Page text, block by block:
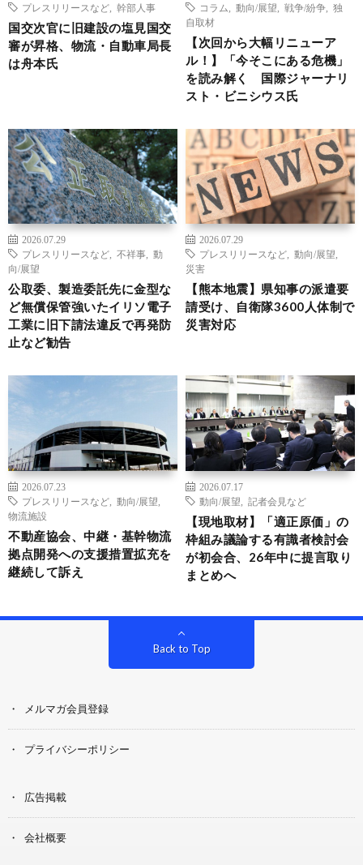
プレスリリースなど
幹部人事
国交次官に旧建設の塩見国交
審が昇格、物流・自動車局長
は舟本氏
コラム
動向/展望 戦争/紛争
独
自取材
【次回から大幅リニューア
ル！】「今そこにある危機」
を読み解く 国際ジャーナリ
スト・ビニシウス氏
2026.07.29
プレスリリースなど
不祥事
動
向/展望
公取委、製造委託先に金型な
ど無償保管強いたイリソ電子
工業に旧下請法違反で再発防
止など勧告
2026.07.29
プレスリリースなど
動向/展望
災害
【熊本地震】県知事の派遣要
請受け、自衛隊3600人体制で
災害対応
2026.07.23
プレスリリースなど
動向/展望
物流施設
不動産協会、中継・基幹物流
拠点開発への支援措置拡充を
継続して訴え
2026.07.17
動向/展望
記者会見など
【現地取材】「適正原価」の
枠組み議論する有識者検討会
が初会合、26年中に提言取り
まとめへ
Back to Top
メルマガ会員登録
プライバシーポリシー
広告掲載
会社概要